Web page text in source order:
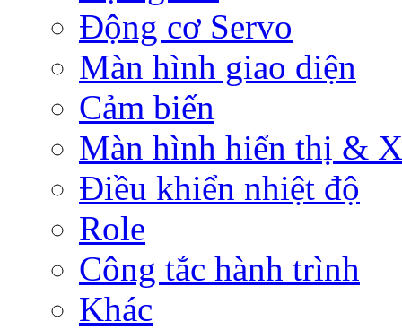
Động cơ Servo
Màn hình giao diện
Cảm biến
Màn hình hiển thị &
Điều khiển nhiệt độ
Role
Công tắc hành trình
Khác